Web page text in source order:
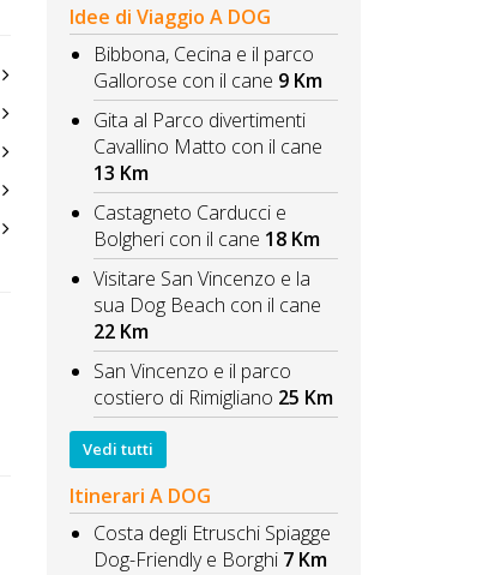
Idee di Viaggio A DOG
Bibbona, Cecina e il parco
Gallorose con il cane 9 Km
Gita al Parco divertimenti
Cavallino Matto con il cane
13 Km
Castagneto Carducci e
Bolgheri con il cane 18 Km
Visitare San Vincenzo e la
sua Dog Beach con il cane
22 Km
San Vincenzo e il parco
costiero di Rimigliano 25 Km
Vedi tutti
Itinerari A DOG
Costa degli Etruschi Spiagge
Dog-Friendly e Borghi 7 Km